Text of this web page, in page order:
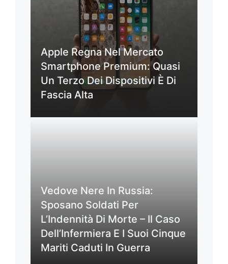
Apple Regna Nel Mercato
Smartphone Premium: Quasi
Un Terzo Dei Dispositivi È Di
Fascia Alta
Vedove Nere In Russia:
Sposano Soldati Per
L’Indennità Di Morte – Il Caso
Dell’Infermiera E I Suoi Cinque
Mariti Caduti In Guerra